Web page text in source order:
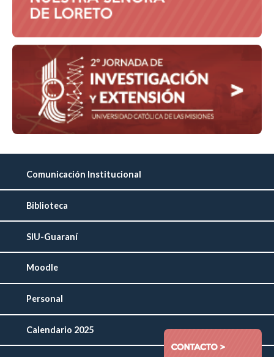
Comunicación Institucional
Biblioteca
SIU-Guaraní
Moodle
Personal
Calendario 2025